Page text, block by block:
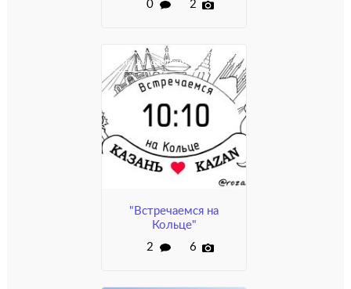
0
2
"Встречаемся на
Кольце"
2
6
по договорённости